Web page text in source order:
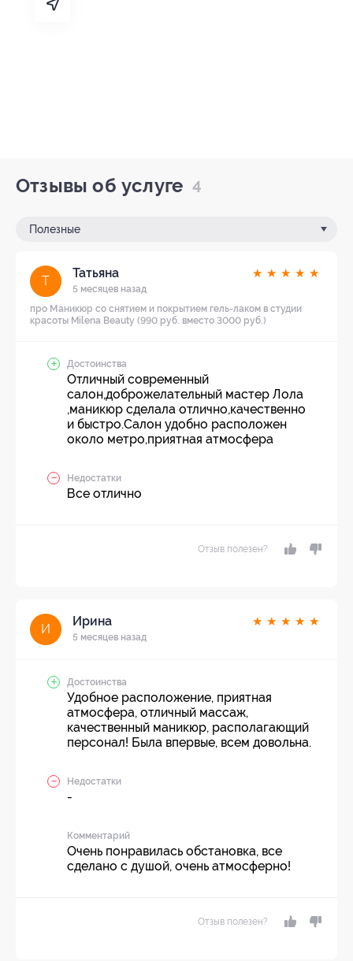
Отзывы об услуге 4
Полезные
Т
Татьяна
5 месяцев назад
★ ★ ★ ★ ★
про Маникюр со снятием и покрытием гель-лаком в студии
красоты Milena Beauty (990 руб. вместо 3000 руб.)
Достоинства
Отличный современный
салон,доброжелательный мастер Лола
,маникюр сделала отлично,качественно
и быстро.Салон удобно расположен
около метро,приятная атмосфера
Недостатки
Все отлично
Отзыв полезен?
И
Ирина
5 месяцев назад
★ ★ ★ ★ ★
Достоинства
Удобное расположение, приятная
атмосфера, отличный массаж,
качественный маникюр, располагающий
персонал! Была впервые, всем довольна.
Недостатки
-
Комментарий
Очень понравилась обстановка, все
сделано с душой, очень атмосферно!
Отзыв полезен?